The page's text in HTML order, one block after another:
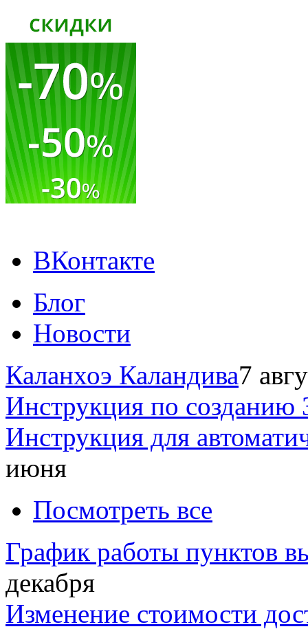
ВКонтакте
Блог
Новости
Каланхоэ Каландива7
Инструкция по созданию
Инструкция для
июня
Посмотреть все
График работы пунктов
декабря
Изменение стоимости